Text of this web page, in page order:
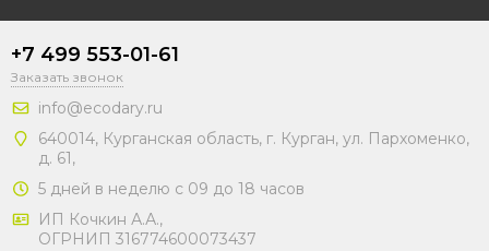
+7 499 553-01-61
Заказать звонок
info@ecodary.ru
640014, Курганская область, г. Курган, ул. Пархоменко,
д. 61,
5 дней в неделю с 09 до 18 часов
ИП Кочкин А.А.,
ОГРНИП 316774600073437